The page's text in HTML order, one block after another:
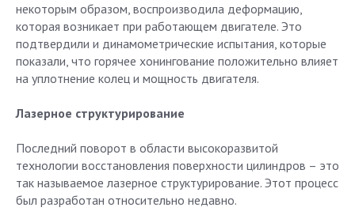
некоторым образом, воспроизводила деформацию,
которая возникает при работающем двигателе. Это
подтвердили и динамометрические испытания, которые
показали, что горячее хонингование положительно влияет
на уплотнение колец и мощность двигателя.
Лазерное структурирование
Последний поворот в области высокоразвитой
технологии восстановления поверхности цилиндров – это
так называемое лазерное структурирование. Этот процесс
был разработан относительно недавно.